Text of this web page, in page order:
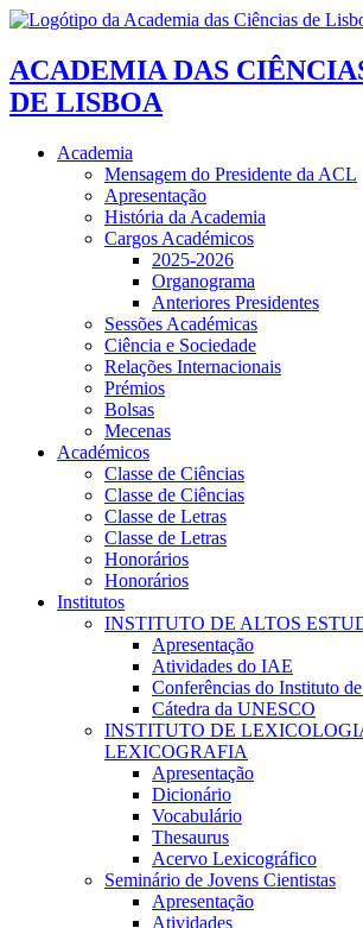
ACADEMIA DAS
DE LISBOA
Academia
Mensagem do Presidente da ACL
Apresentação
História da Academia
Cargos Académicos
2025-2026
Organograma
Anteriores Presidentes
Sessões Académicas
Ciência e Sociedade
Relações Internacionais
Prémios
Bolsas
Mecenas
Académicos
Classe de Ciências
Classe de Ciências
Classe de Letras
Classe de Letras
Honorários
Honorários
Institutos
INSTITUTO DE ALTOS
Apresentação
Atividades do IAE
Conferências do Instituto
Cátedra da UNESCO
INSTITUTO DE
LEXICOGRAFIA
Apresentação
Dicionário
Vocabulário
Thesaurus
Acervo Lexicográfico
Seminário de Jovens Cientistas
Apresentação
Atividades